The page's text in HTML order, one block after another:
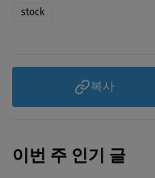
stock
복사
이번 주 인기 글